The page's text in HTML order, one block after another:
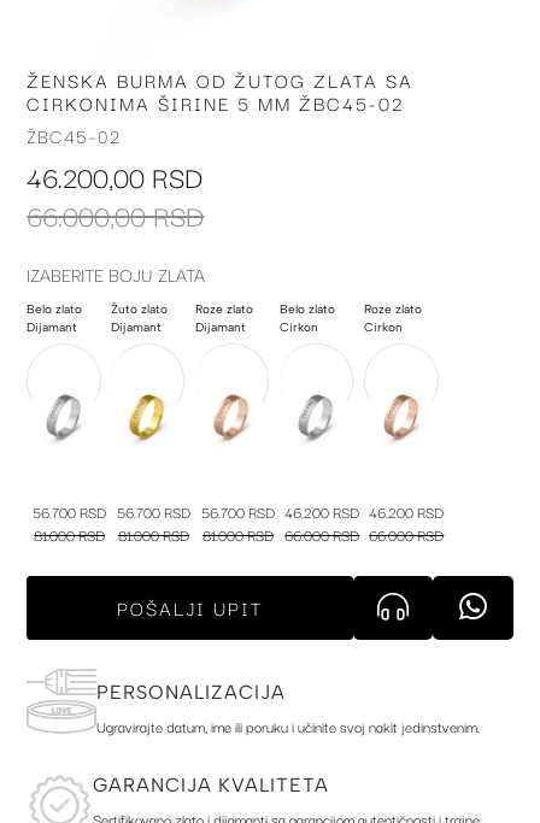
Skip
to
the
of
images
ŽENSKA BURMA OD ŽUTOG ZLATA SA
CIRKONIMA ŠIRINE 5 MM ŽBC45-02
ŽBC45-02
46.200,00 RSD
66.000,00 RSD
IZABERITE BOJU ZLATA
Belo zlato
Dijamant
56.700 RSD
81.000 RSD
Žuto zlato
Dijamant
56.700 RSD
81.000 RSD
Roze zlato
Dijamant
56.700 RSD
81.000 RSD
Belo zlato
Cirkon
46.200 RSD
66.000 RSD
Roze zlato
Cirkon
46.200 RSD
66.000 RSD
POŠALJI UPIT
PERSONALIZACIJA
Ugravirajte datum, ime ili poruku i učinite svoj nakit jedinstvenim.
GARANCIJA KVALITETA